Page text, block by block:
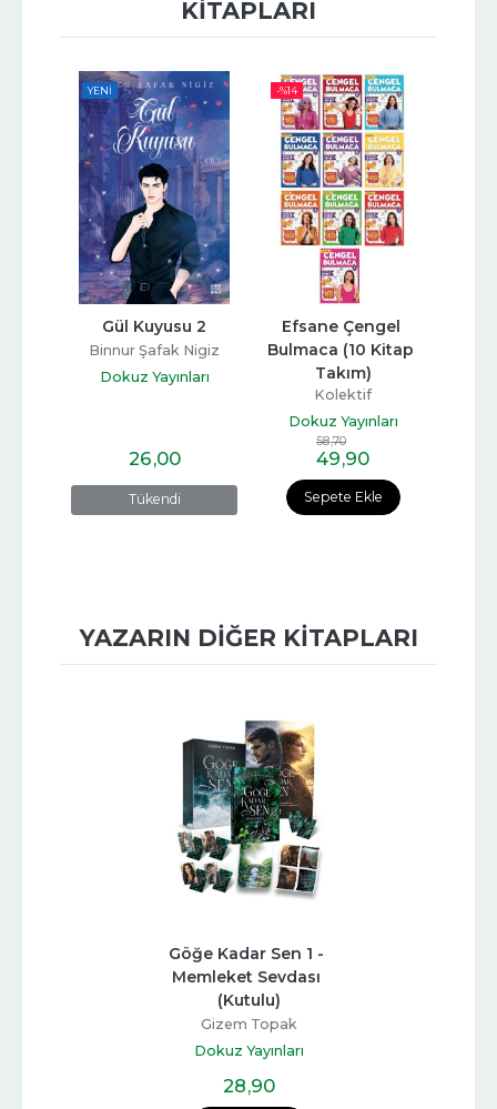
KITAPLARI
YENI
Tükendi
Gül Kuyusu 2
Binnur Şafak Nigiz
Dokuz Yayınları
26,00
-%14
Sepete Ekle
Efsane Çengel
Bulmaca (10 Kitap
Takım)
Kolektif
Dokuz Yayınları
58,70
49,90
YAZARIN DIĞER KITAPLARI
Göğe Kadar Sen 1 -
Memleket Sevdası
(Kutulu)
Gizem Topak
Dokuz Yayınları
28,90